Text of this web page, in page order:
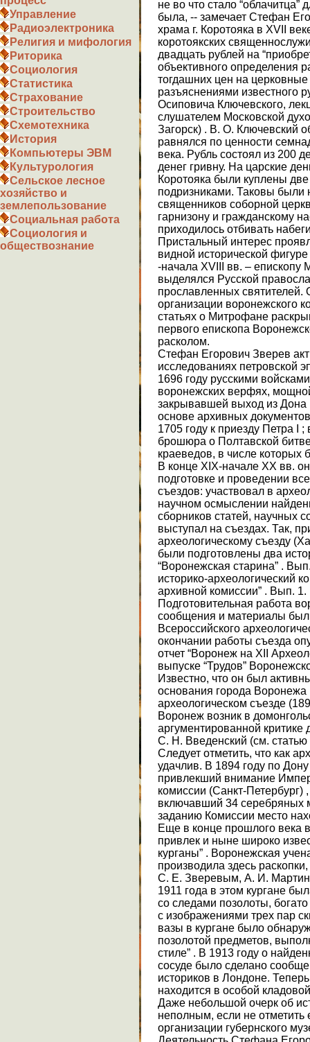
Управление
Радиоэлектроника
Религия и мифология
Риторика
Социология
Статистика
Страхование
Строительство
Схемотехника
История
Компьютеры ЭВМ
Культурология
Сельское лесное
хозяйство и
землепользование
Социальная работа
Социология и
обществознание
не во что стало
была, -- замечает Стефан
храма г. Коротояка в ХVII
коротоякских
двадцать рублей на
объективного определения
тогдашних цен на
разъяснениями известного
Осиповича Ключевского,
слушателем Московской
Загорск) . В. О. Ключевский
равнялся по ценности
века. Рубль состоял из 200
денег гривну. На царские
Коротояка были куплены две
подризниками. Таковы были
священников соборной
гарнизону и гражданскому
приходилось отбивать
Пристальный интерес
видной исторической
-начала ХVIII вв. –
выделялся Русской
прославленных святителей.
организации воронежского
статьях о Митрофане
первого епископа
расколом.
Стефан Егорович Зверев
исследованиях петровской
1696 году русскими
воронежских верфях,
закрывавшей выход из Дона
основе архивных
1705 году к приезду Петра I
брошюра о Полтавской
краеведов, в числе которых
В конце ХIХ-начале ХХ вв.
подготовке и проведении
съездов: участвовал в
научном осмыслении
сборников статей, научных
выступал на съездах. Так,
археологическому съезду
были подготовлены два
“Воронежская старина” .
историко-археологический
архивной комиссии” . Вып. 1.
Подготовительная работа
сообщения и материалы
Всероссийского
окончании работы съезда
отчет “Воронеж на ХII
выпуске “Трудов”
Известно, что он был
основания города Воронежа
археологическом съезде
Воронеж возник в
аргументированной критике
С. Н. Введенский (см.
Следует отметить, что как
удачлив. В 1894 году по
привлекший внимание
комиссии (Санкт-Петербург)
включавший 34 серебряных
заданию Комиссии место
Еще в конце прошлого века
привлек и ныне широко
курганы” . Воронежская
производила здесь
С. Е. Зверевым, А. И.
1911 года в этом кургане
со следами позолоты,
с изображениями трех пар
вазы в кургане было
позолотой предметов,
стиле” . В 1913 году о
сосуде было сделано
историков в Лондоне.
находится в особой
Даже небольшой очерк об
неполным, если не отметить
организации губернского